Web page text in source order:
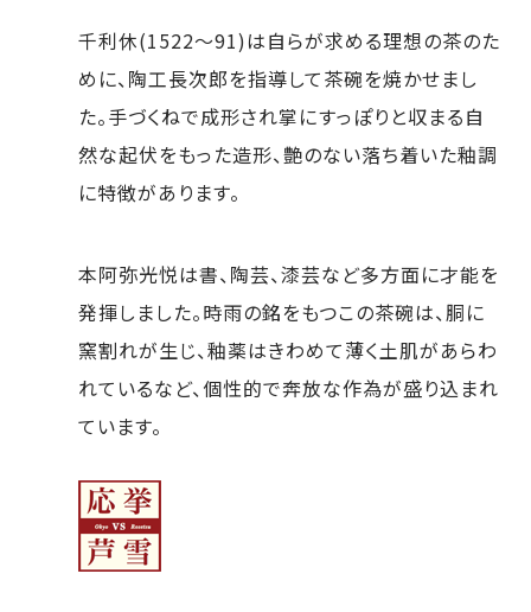
千利休(1522～91)は自らが求める理想の茶のた
めに、陶工長次郎を指導して茶碗を焼かせまし
た。手づくねで成形され掌にすっぽりと収まる自
然な起伏をもった造形、艶のない落ち着いた釉調
に特徴があります。
本阿弥光悦は書、陶芸、漆芸など多方面に才能を
発揮しました。時雨の銘をもつこの茶碗は、胴に
窯割れが生じ、釉薬はきわめて薄く土肌があらわ
れているなど、個性的で奔放な作為が盛り込まれ
ています。